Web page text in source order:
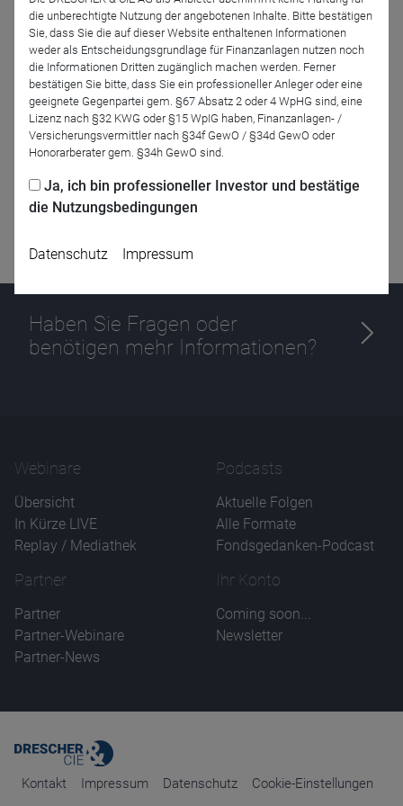
Zurück
Haben Sie Fragen oder
benötigen mehr Informationen?
Webinare
Übersicht
In Kürze LIVE
Replay / Mediathek
Podcasts
Aktuelle Folgen
Alle Formate
Fondsgedanken-Podcast
Partner
Partner
Partner-Webinare
Partner-News
Ihr Konto
Coming soon...
Newsletter
Kontakt Impressum Datenschutz Cookie-Einstellungen
die unberechtigte Nutzung der angebotenen Inhalte. Bitte bestätigen
Sie, dass Sie die auf dieser Website enthaltenen Informationen
weder als Entscheidungsgrundlage für Finanzanlagen nutzen noch
die Informationen Dritten zugänglich machen werden. Ferner
bestätigen Sie bitte, dass Sie ein professioneller Anleger oder eine
geeignete Gegenpartei gem. §67 Absatz 2 oder 4 WpHG sind, eine
Lizenz nach §32 KWG oder §15 WpIG haben, Finanzanlagen- /
Versicherungsvermittler nach §34f GewO / §34d GewO oder
Honorarberater gem. §34h GewO sind.
Ja, ich bin professioneller Investor und bestätige
die Nutzungsbedingungen
Datenschutz Impressum
Zweck
Ablauf